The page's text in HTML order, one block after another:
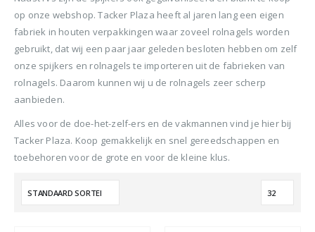
op onze webshop. Tacker Plaza heeft al jaren lang een eigen
fabriek in houten verpakkingen waar zoveel rolnagels worden
gebruikt, dat wij een paar jaar geleden besloten hebben om zelf
onze spijkers en rolnagels te importeren uit de fabrieken van
rolnagels. Daarom kunnen wij u de rolnagels zeer scherp
aanbieden.
Alles voor de doe-het-zelf-ers en de vakmannen vind je hier bij
Tacker Plaza. Koop gemakkelijk en snel gereedschappen en
toebehoren voor de grote en voor de kleine klus.
(€ 96,74incl.
0out of 5
1.150,00
Oorspronkelijke
prijs
was:
€1.150,00.
€ 990,00 Huidige
prijs
is:
€990,00.
BTW)